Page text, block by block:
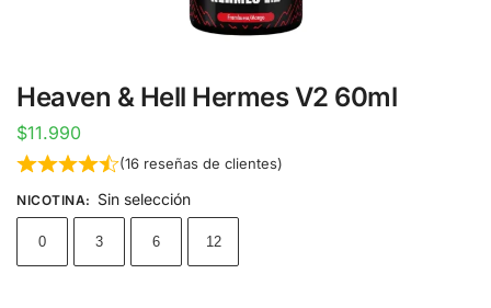
Heaven & Hell Hermes V2 60ml
$11.990
(16reseñas de clientes)
NICOTINA: Sin selección
0 3 6 12